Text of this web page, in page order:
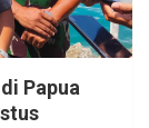
Papua